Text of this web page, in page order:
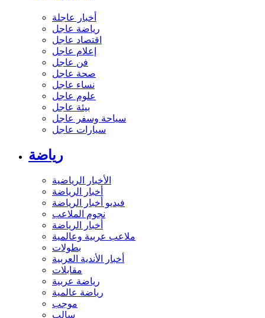
أخبار عاجلة
رياضة عاجل
اقتصاد عاجل
إعلام عاجل
فن عاجل
صحة عاجل
نساء عاجل
علوم عاجل
بيئة عاجل
سياحة وسفر عاجل
سيارات عاجل
رياضة
الأخبار الرياضية
أخبار الرياضة
فيديو أخبار الرياضة
نجوم الملاعب
أخبار الرياضة
ملاعب عربية وعالمية
بطولات
أخبار الأندية العربية
مقابلات
رياضة عربية
رياضة عالمية
موجب
سالب